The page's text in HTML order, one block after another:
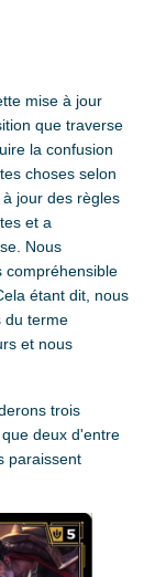
mise à jour
que traverse
la confusion
choses selon
jour des règles
et a
Nous
compréhensible
étant dit, nous
du terme
et nous
trois
deux d'entre
paraissent